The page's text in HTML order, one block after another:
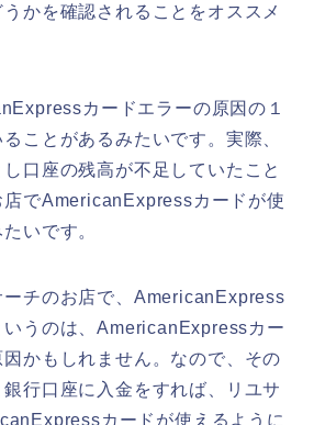
かを確認されることをオススメ
カードエラーの原因の１
ことがあるみたいです。実際、
口座の残高が不足していたこと
店でAmericanExpressカードが使
いです。
ーチのお店で、AmericanExpress
いうのは、AmericanExpressカー
因かもしれません。なので、その
行口座に入金をすれば、リユサ
カードが使えるように